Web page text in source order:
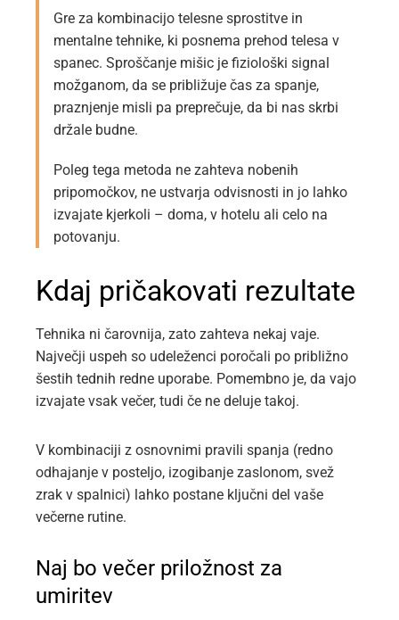
Gre za kombinacijo telesne sprostitve in
mentalne tehnike, ki posnema prehod telesa v
spanec. Sproščanje mišic je fiziološki signal
možganom, da se približuje čas za spanje,
praznjenje misli pa preprečuje, da bi nas skrbi
držale budne.
Poleg tega metoda ne zahteva nobenih
pripomočkov, ne ustvarja odvisnosti in jo lahko
izvajate kjerkoli – doma, v hotelu ali celo na
potovanju.
Kdaj pričakovati rezultate
Tehnika ni čarovnija, zato zahteva nekaj vaje.
Največji uspeh so udeleženci poročali po približno
šestih tednih redne uporabe. Pomembno je, da vajo
izvajate vsak večer, tudi če ne deluje takoj.
V kombinaciji z osnovnimi pravili spanja (redno
odhajanje v posteljo, izogibanje zaslonom, svež
zrak v spalnici) lahko postane ključni del vaše
večerne rutine.
Naj bo večer priložnost za
umiritev